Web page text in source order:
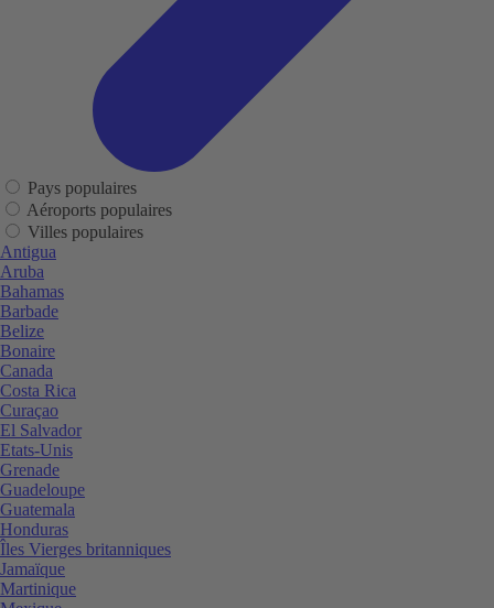
Pays populaires
Aéroports populaires
Villes populaires
Antigua
Aruba
Bahamas
Barbade
Belize
Bonaire
Canada
Costa Rica
Curaçao
El Salvador
Etats-Unis
Grenade
Guadeloupe
Guatemala
Honduras
Îles Vierges britanniques
Jamaïque
Martinique